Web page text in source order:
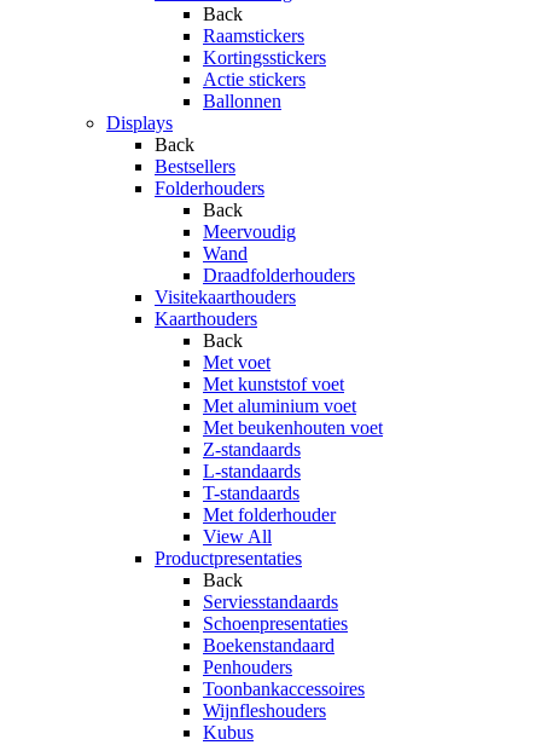
Back
Raamstickers
Kortingsstickers
Actie stickers
Ballonnen
Displays
Back
Bestsellers
Folderhouders
Back
Meervoudig
Wand
Draadfolderhouders
Visitekaarthouders
Kaarthouders
Back
Met voet
Met kunststof voet
Met aluminium voet
Met beukenhouten voet
Z-standaards
L-standaards
T-standaards
Met folderhouder
View All
Productpresentaties
Back
Serviesstandaards
Schoenpresentaties
Boekenstandaard
Penhouders
Toonbankaccessoires
Wijnfleshouders
Kubus